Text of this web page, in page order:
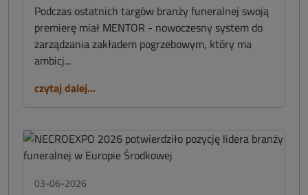
Podczas ostatnich targów branży funeralnej swoją
premierę miał MENTOR - nowoczesny system do
zarządzania zakładem pogrzebowym, który ma
ambicj...
czytaj dalej...
03-06-2026